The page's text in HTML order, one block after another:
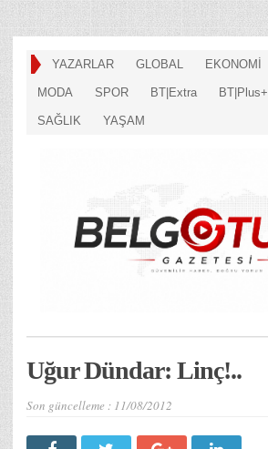
YAZARLAR GLOBAL EKONOMİ
MODA SPOR BT|Extra BT|Plus+
SAĞLIK YAŞAM
Uğur Dündar: Linç!..
Son güncelleme : 11/08/2012